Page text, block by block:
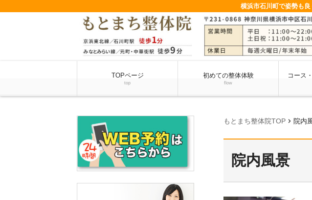
横浜市石川町で姿勢も
TOPページ
top
初めての整体体験
flow
コース
もとまち整体院TOP chevron_right 院内
院内風景